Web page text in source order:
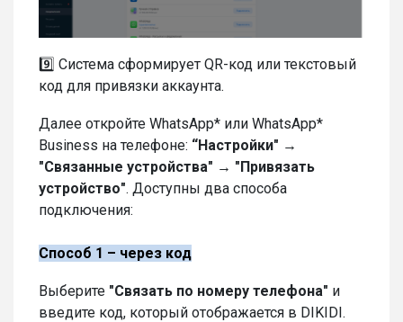
9️⃣ Система сформирует QR-код или текстовый
код для привязки аккаунта.
Далее откройте WhatsApp* или WhatsApp*
Business на телефоне: “Настройки" →
"Связанные устройства" → "Привязать
устройство". Доступны два способа
подключения:
Способ 1 – через код
Выберите "Связать по номеру телефона" и
введите код, который отображается в DIKIDI.